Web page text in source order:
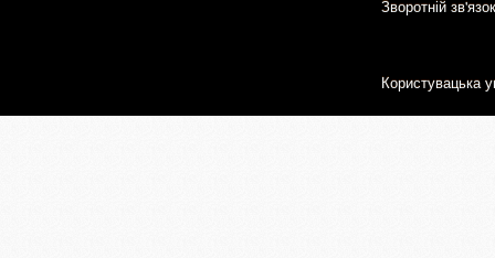
Зворотній зв'язок
Користувацька